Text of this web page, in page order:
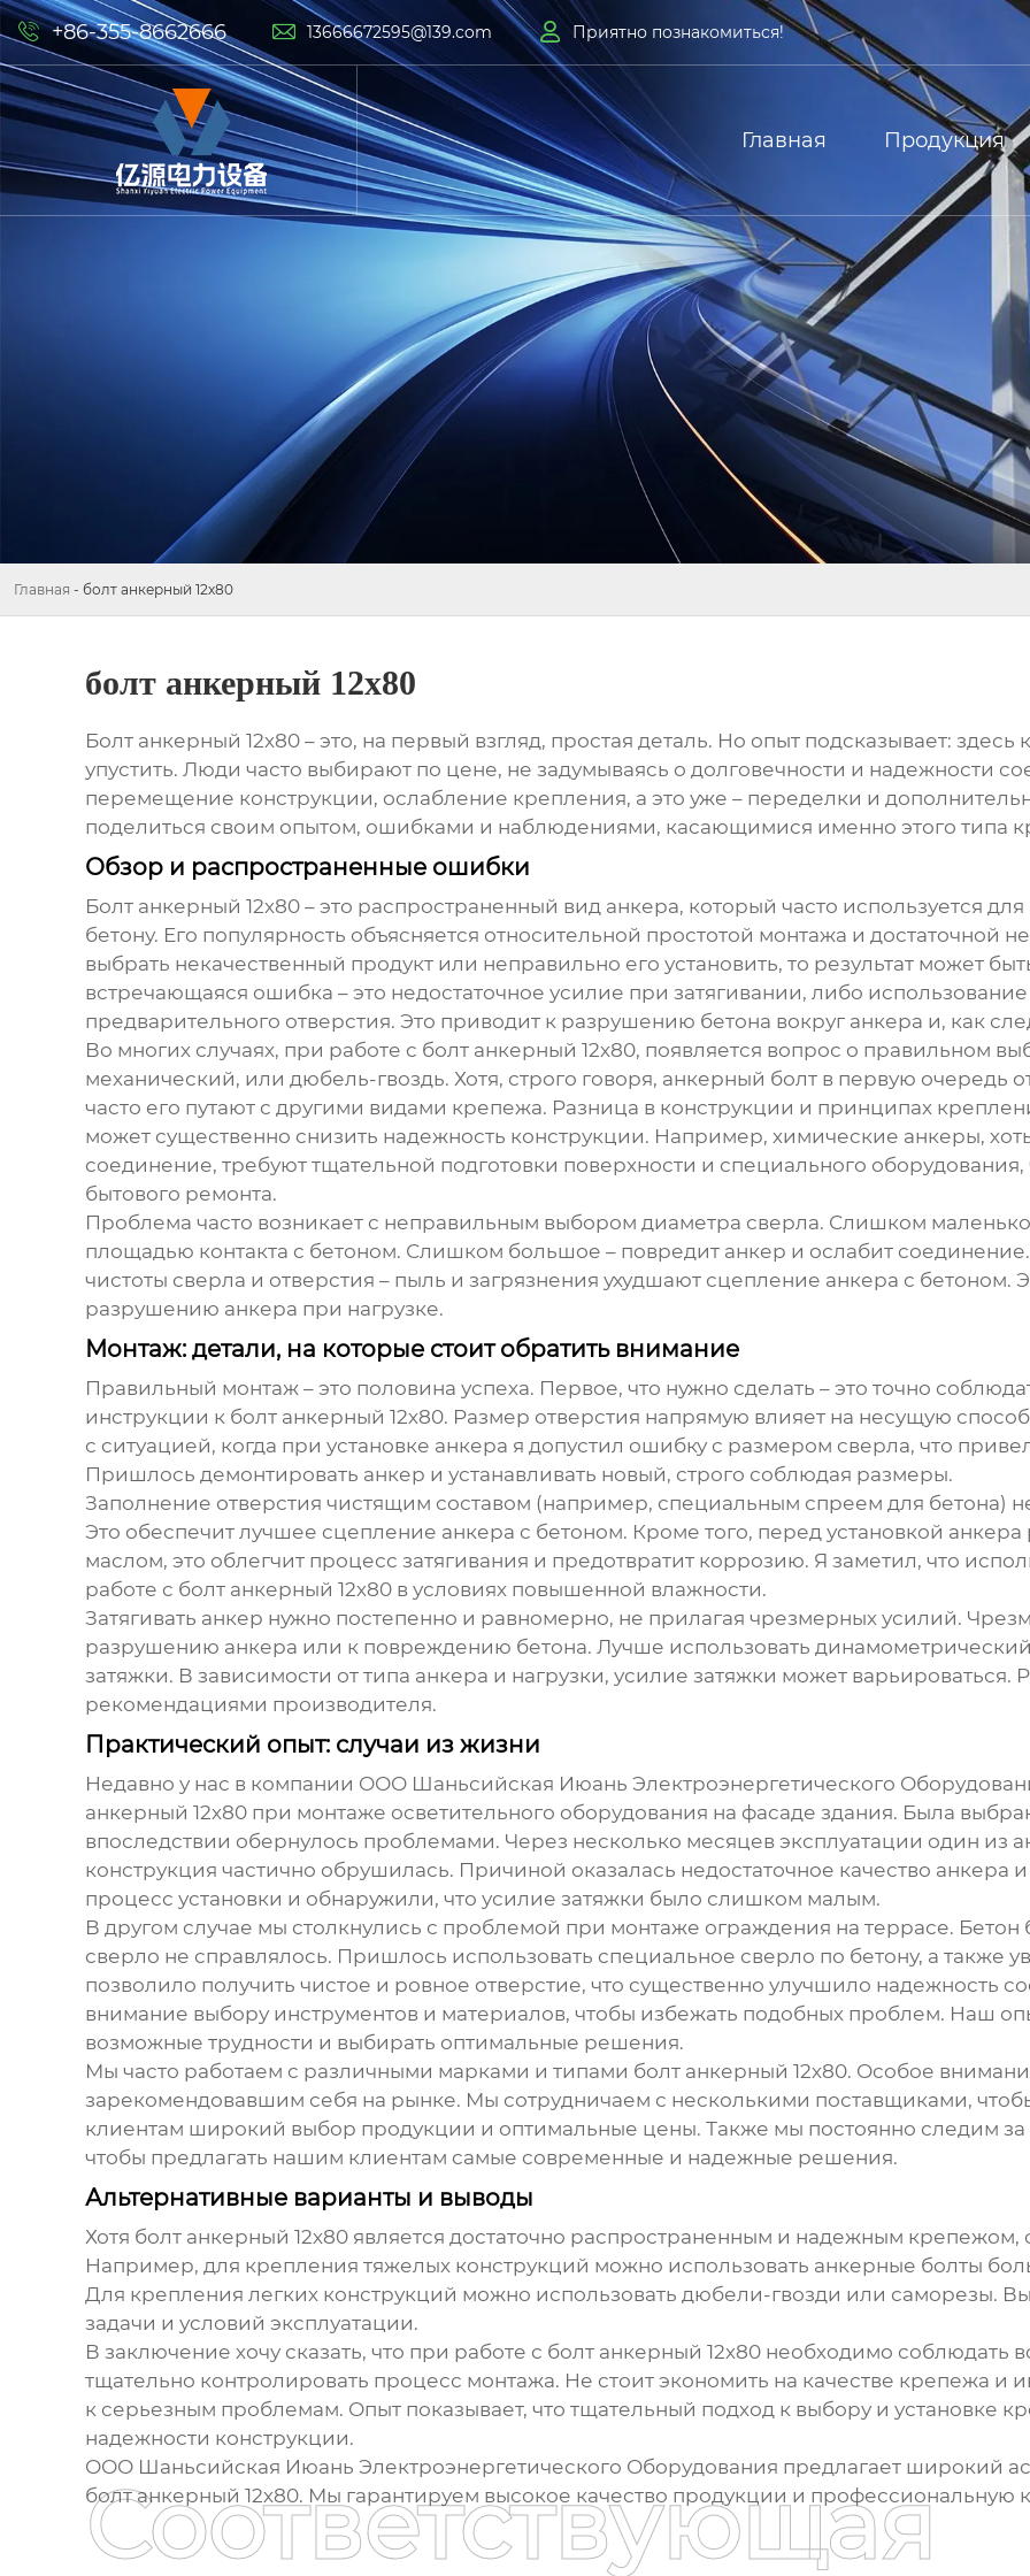
 +86-355-8662666  13666672595@139.com  Приятно познакомиться!
Главная Продукция
Главная - болт анкерный 12х80
болт анкерный 12х80
Болт анкерный 12х80– это, на первый взгляд, простая деталь. Но опыт подсказывает:
упустить. Люди часто выбирают по цене, не задумываясь о долговечности и надежности
перемещение конструкции, ослабление крепления, а это уже – переделки и
поделиться своим опытом, ошибками и наблюдениями, касающимися именно этого типа
Обзор и распространенные ошибки
Болт анкерный 12х80– это распространенный вид анкера, который часто используется
бетону. Его популярность объясняется относительной простотой монтажа и достаточной
выбрать некачественный продукт или неправильно его установить, то результат может
встречающаяся ошибка – это недостаточное усилие при затягивании, либо
предварительного отверстия. Это приводит к разрушению бетона вокруг анкера и, как
Во многих случаях, при работе с болт анкерный 12х80, появляется вопрос о правильном
механический, или дюбель-гвоздь. Хотя, строго говоря, анкерный болт в первую очередь
часто его путают с другими видами крепежа. Разница в конструкции и принципах
может существенно снизить надежность конструкции. Например, химические анкеры,
соединение, требуют тщательной подготовки поверхности и специального
бытового ремонта.
Проблема часто возникает с неправильным выбором диаметра сверла. Слишком
площадью контакта с бетоном. Слишком большое – повредит анкер и ослабит
чистоты сверла и отверстия – пыль и загрязнения ухудшают сцепление анкера с бетоном.
разрушению анкера при нагрузке.
Монтаж: детали, на которые стоит обратить внимание
Правильный монтаж – это половина успеха. Первое, что нужно сделать – это точно
инструкции к болт анкерный 12х80. Размер отверстия напрямую влияет на несущую
с ситуацией, когда при установке анкера я допустил ошибку с размером сверла, что
Пришлось демонтировать анкер и устанавливать новый, строго соблюдая размеры.
Заполнение отверстия чистящим составом (например, специальным спреем для бетона)
Это обеспечит лучшее сцепление анкера с бетоном. Кроме того, перед установкой анкера
маслом, это облегчит процесс затягивания и предотвратит коррозию. Я заметил, что
работе с болт анкерный 12х80в условиях повышенной влажности.
Затягивать анкер нужно постепенно и равномерно, не прилагая чрезмерных усилий.
разрушению анкера или к повреждению бетона. Лучше использовать
затяжки. В зависимости от типа анкера и нагрузки, усилие затяжки может варьироваться.
рекомендациями производителя.
Практический опыт: случаи из жизни
Недавно у нас в компании ООО Шаньсийская Июань Электроэнергетического
анкерный 12х80при монтаже осветительного оборудования на фасаде здания. Была
впоследствии обернулось проблемами. Через несколько месяцев эксплуатации один из
конструкция частично обрушилась. Причиной оказалась недостаточное качество
процесс установки и обнаружили, что усилие затяжки было слишком малым.
В другом случае мы столкнулись с проблемой при монтаже ограждения на террасе. Бетон
сверло не справлялось. Пришлось использовать специальное сверло по бетону, а также
позволило получить чистое и ровное отверстие, что существенно улучшило надежность
внимание выбору инструментов и материалов, чтобы избежать подобных проблем. Наш
возможные трудности и выбирать оптимальные решения.
Мы часто работаем с различными марками и типами болт анкерный 12х80. Особое
зарекомендовавшим себя на рынке. Мы сотрудничаем с несколькими поставщиками,
клиентам широкий выбор продукции и оптимальные цены. Также мы постоянно следим
чтобы предлагать нашим клиентам самые современные и надежные решения.
Альтернативные варианты и выводы
Хотя болт анкерный 12х80является достаточно распространенным и надежным крепежом,
Например, для крепления тяжелых конструкций можно использовать анкерные болты
Для крепления легких конструкций можно использовать дюбели-гвозди или саморезы.
задачи и условий эксплуатации.
В заключение хочу сказать, что при работе с болт анкерный 12х80необходимо соблюдать
тщательно контролировать процесс монтажа. Не стоит экономить на качестве крепежа и
к серьезным проблемам. Опыт показывает, что тщательный подход к выбору и установке
надежности конструкции.
ООО Шаньсийская Июань Электроэнергетического Оборудования предлагает широкий
болт анкерный 12х80. Мы гарантируем высокое качество продукции и профессиональную
Соответствующая